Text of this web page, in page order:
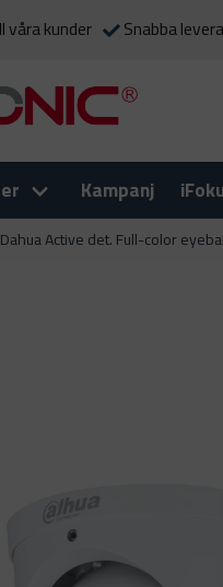
våra kunder Snabba
Kampanj
Dahua Active det. Full-color